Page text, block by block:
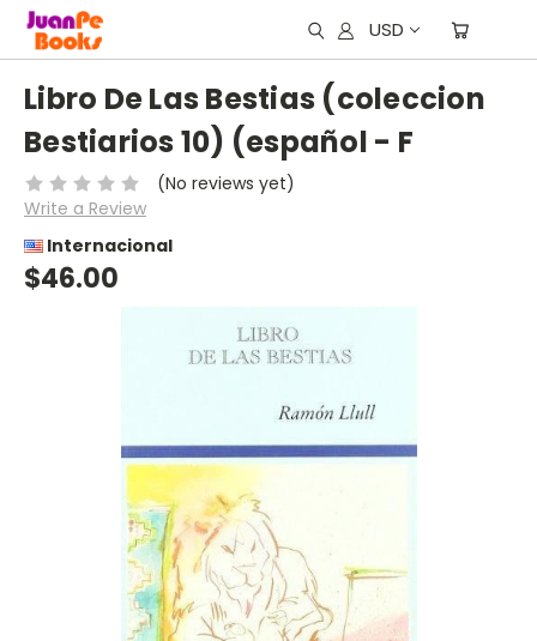
USD
Libro De Las Bestias (coleccion
Bestiarios 10) (español - F
(No reviews yet)
Write a Review
Internacional
$46.00